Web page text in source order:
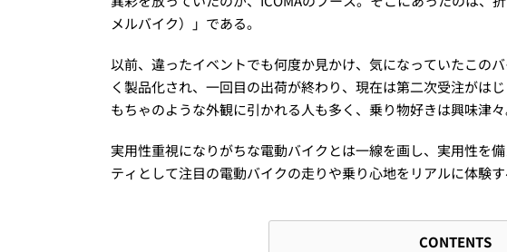
メルバイク）」である。
以前、違ったイベントでも何度か見かけ、気になっていたこの
く製品化され、一回目の出荷が終わり、現在は第二次受注がは
もちゃのような外観に引かれる人も多く、乗り物好きは興味津々
実用性重視になりがちな電動バイクとは一線を画し、実用性を
ティとして注目の電動バイクの走りや乗り心地をリアルに体験す
CONTENTS